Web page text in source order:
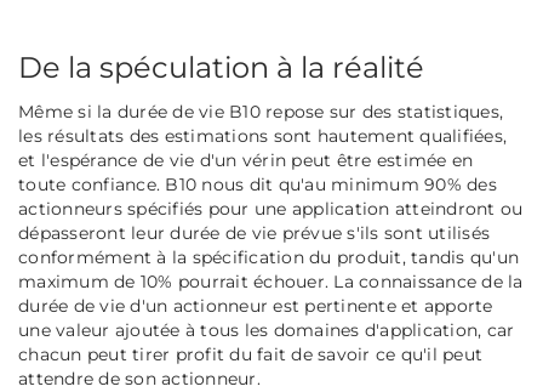
De la spéculation à la réalité
Même si la durée de vie B10 repose sur des statistiques,
les résultats des estimations sont hautement qualifiées,
et l'espérance de vie d'un vérin peut être estimée en
toute confiance. B10 nous dit qu'au minimum 90% des
actionneurs spécifiés pour une application atteindront ou
dépasseront leur durée de vie prévue s'ils sont utilisés
conformément à la spécification du produit, tandis qu'un
maximum de 10% pourrait échouer. La connaissance de la
durée de vie d'un actionneur est pertinente et apporte
une valeur ajoutée à tous les domaines d'application, car
chacun peut tirer profit du fait de savoir ce qu'il peut
attendre de son actionneur.